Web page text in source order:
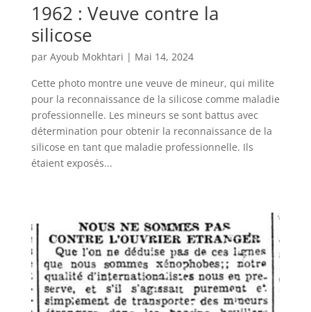
1962 : Veuve contre la
silicose
par Ayoub Mokhtari | Mai 14, 2024
Cette photo montre une veuve de mineur, qui milite
pour la reconnaissance de la silicose comme maladie
professionnelle. Les mineurs se sont battus avec
détermination pour obtenir la reconnaissance de la
silicose en tant que maladie professionnelle. Ils
étaient exposés...